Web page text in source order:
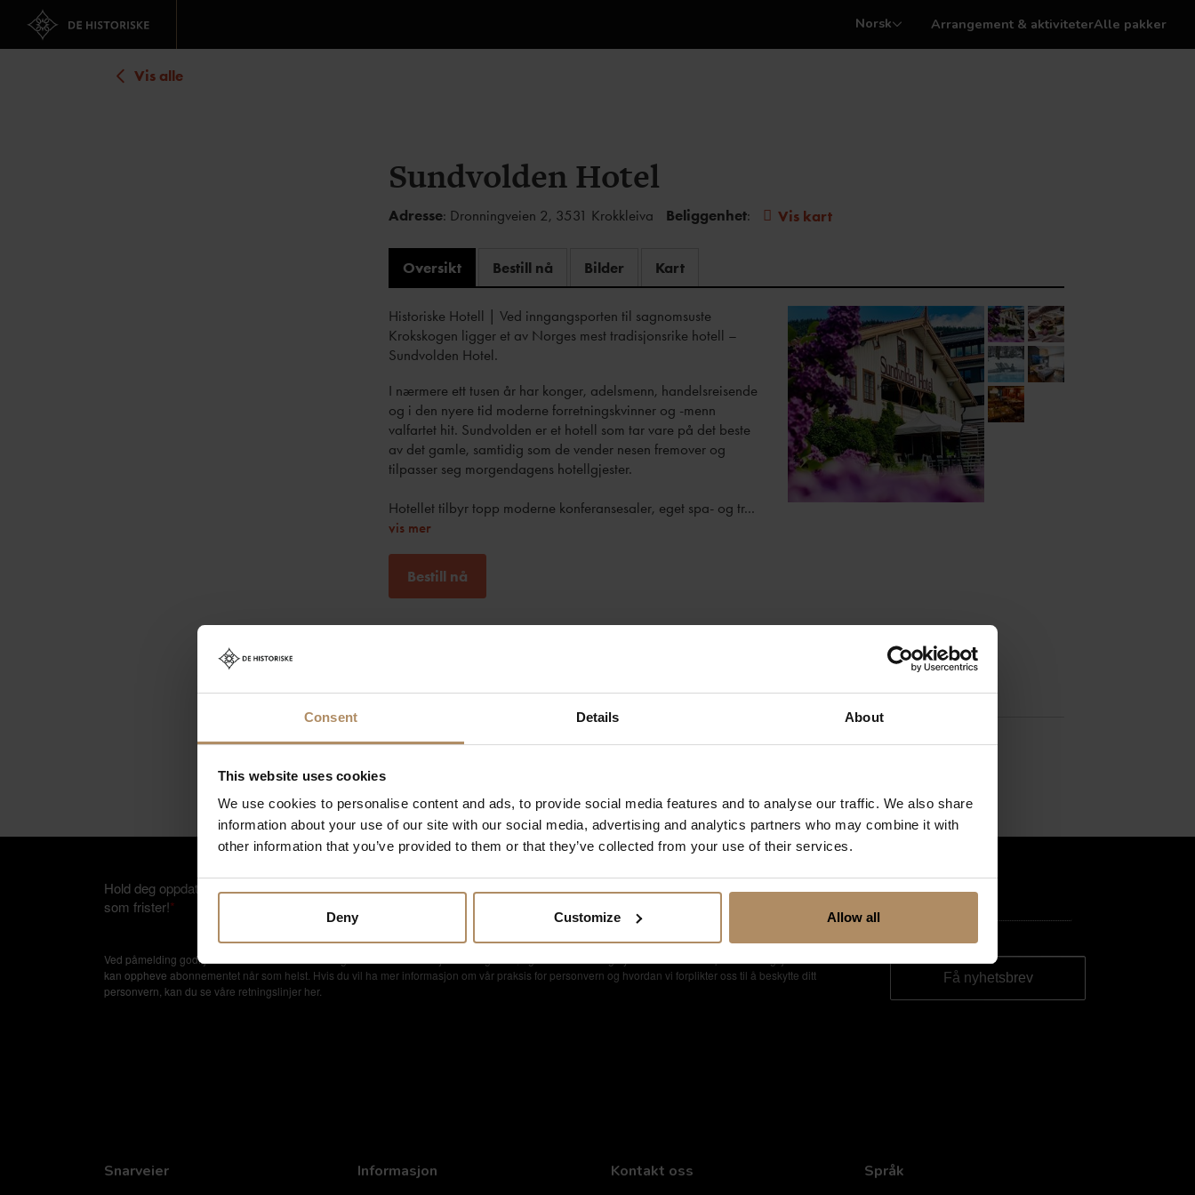
Consent Details About
This website uses cookies
We use cookies to personalise content and ads, to provide social media features and to analyse our traffic. We also share
information about your use of our site with our social media, advertising and analytics partners who may combine it with
other information that you’ve provided to them or that they’ve collected from your use of their services.
Deny Customize Allow all
Norsk Arrangement & aktiviteterAlle pakker
Vis alle
Sundvolden Hotel
Adresse: Dronningveien 2, 3531 Krokkleiva Beliggenhet: Vis kart
Oversikt Bestill nå Bilder Kart
Historiske Hotell | Ved inngangsporten til sagnomsuste
Krokskogen ligger et av Norges mest tradisjonsrike hotell –
Sundvolden Hotel.
I nærmere ett tusen år har konger, adelsmenn, handelsreisende
og i den nyere tid moderne forretningskvinner og -menn
valfartet hit. Sundvolden er et hotell som tar vare på det beste
av det gamle, samtidig som de vender nesen fremover og
tilpasser seg morgendagens hotellgjester.
Hotellet tilbyr topp moderne konferansesaler, eget spa- og tr...
vis mer
Bestill nå
Spise og drikke Frokost
Hold deg oppdatert på nyheter, og få spennende reisetilbud
som frister!*
Ved påmelding godkjenner du at De Historiske lagrer kontaktinformasjonen du gir oss, og at vi sender deg nyhetsbrev om våre produkter og tjenester. Du
kan oppheve abonnementet når som helst. Hvis du vil ha mer informasjon om vår praksis for personvern og hvordan vi forplikter oss til å beskytte ditt
personvern, kan du se våre retningslinjer her.
Snarveier Informasjon Kontakt oss Språk